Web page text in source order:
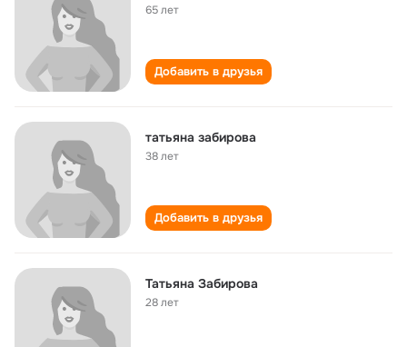
65 лет
Добавить в друзья
татьяна забирова
38 лет
Добавить в друзья
Татьяна Забирова
28 лет